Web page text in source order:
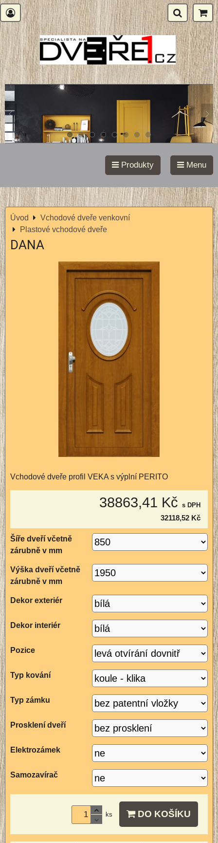
Produkty Menu
Úvod
Vchodové dveře venkovní
Plastové vchodové dveře
DANA
Vchodové dveře profil VEKA s výplní PERITO
38863,41 Kč s DPH
32118,52 Kč
Šíře dveří včetně
zárubně v mm
Výška dveří včetně
zárubně v mm
Dekor exteriér
Dekor interiér
Pozice
Typ kování
Typ zámku
Prosklení dveří
Elektrozámek
Samozavírač
ks DO KOŠÍKU